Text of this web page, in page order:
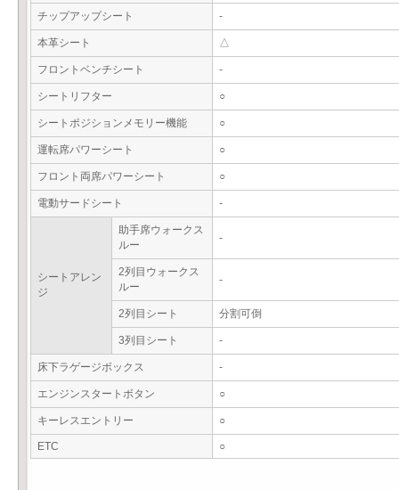
チップアップシート -
本革シート △
フロントベンチシート -
シートリフター ○
シートポジションメモリー機能 ○
運転席パワーシート ○
フロント両席パワーシート ○
電動サードシート -
シートアレン
ジ
助手席ウォークス
ルー
-
2列目ウォークス
ルー
-
2列目シート 分割可倒
3列目シート -
床下ラゲージボックス -
エンジンスタートボタン ○
キーレスエントリー ○
ETC ○